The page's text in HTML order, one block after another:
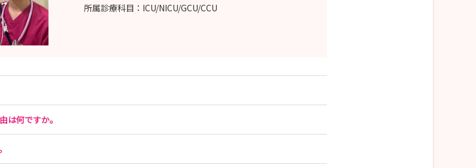
所属診療科目： ICU/NICU/GCU/CCU
は何ですか。